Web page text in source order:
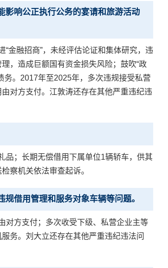
影响公正执行公务的宴请和旅游活动
金融招商”，未经评估论证和集体研究，违
，造成巨额国有资金损失风险；鼓吹“政
务。2017年至2025年，多次违规接受私营
对方支付。江敦涛还存在其他严重违纪违
品；长期无偿借用下属单位1辆轿车，供其
察机关依法审查起诉。
借用管理和服务对象车辆等问题。
对方支付；多次收受下级、私营企业主等
务。刘大立还存在其他严重违纪违法问